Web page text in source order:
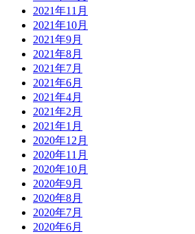
2021年11月
2021年10月
2021年9月
2021年8月
2021年7月
2021年6月
2021年4月
2021年2月
2021年1月
2020年12月
2020年11月
2020年10月
2020年9月
2020年8月
2020年7月
2020年6月